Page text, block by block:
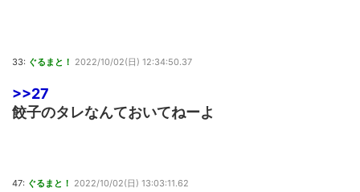
33: ぐるまと！ 2022/10/02(日) 12:34:50.37
>>27
餃子のタレなんておいてねーよ
47: ぐるまと！ 2022/10/02(日) 13:03:11.62